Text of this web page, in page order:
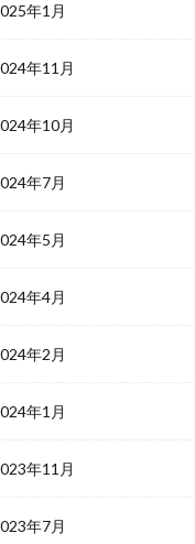
年1月
年11月
年10月
年7月
年5月
年4月
年2月
年1月
年11月
年7月